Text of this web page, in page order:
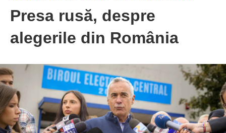
Presa rusă, despre
alegerile din România